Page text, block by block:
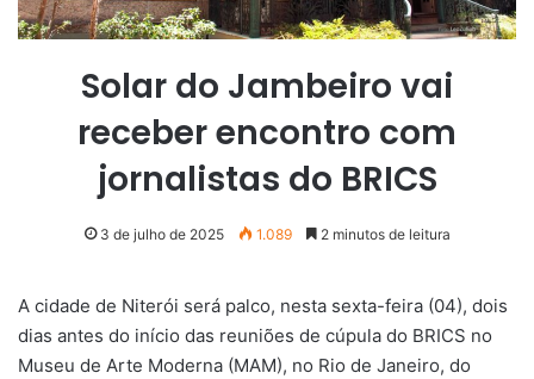
Solar do Jambeiro vai
receber encontro com
jornalistas do BRICS
3 de julho de 2025 1.089 2 minutos de leitura
A cidade de Niterói será palco, nesta sexta-feira (04), dois
dias antes do início das reuniões de cúpula do BRICS no
Museu de Arte Moderna (MAM), no Rio de Janeiro, do